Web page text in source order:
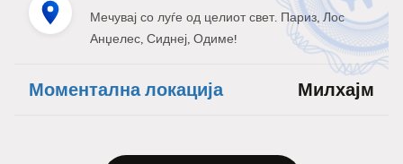
Мечувај со луѓе од целиот свет. Париз, Лос
Анџелес, Сиднеј, Одиме!
Моментална локација Милхајм